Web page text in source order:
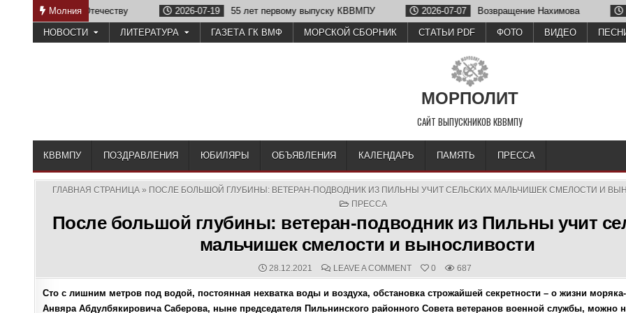
Молния2026-07-19 55 лет первому выпуску КВВМПУ 2026-07-07 Возвращение Нахимова 2026-06-26 Олег
НОВОСТИ ЛИТЕРАТУРА ГАЗЕТА ГК ВМФ МОРСКОЙ СБОРНИК СТАТЬИ PDF ФОТО ВИДЕО
МОРПОЛИТ
САЙТ ВЫПУСКНИКОВ КВВМПУ
КВВМПУ ПОЗДРАВЛЕНИЯ ЮБИЛЯРЫ ОБЪЯВЛЕНИЯ КАЛЕНДАРЬ ПАМЯТЬ ПРЕССА
ГЛАВНАЯ СТРАНИЦА » ПОСЛЕ БОЛЬШОЙ ГЛУБИНЫ: ВЕТЕРАН-ПОДВОДНИК ИЗ ПИЛЬНЫ УЧИТ СЕЛЬСКИХ МАЛЬЧИШЕК СМЕЛОСТИ И
POSTED
ПРЕССА
После большой глубины: ветеран-подводник из Пильны учит
мальчишек смелости и выносливости
PUBLISHED
DATE:
28.12.2021 COMMENTS:
LEAVE A COMMENTON
ПОСЛЕ
ГЛУБИНЫ:
ВЕТЕРАН-
ПОДВОДНИК
0 687
Сто с лишним метров под водой, постоянная нехватка воды и воздуха, обстановка строжайшей секретности – о жизни
Анвяра Абдулбякировича Саберова, ныне председателя Пильнинского районного Совета ветеранов военной службы, можно